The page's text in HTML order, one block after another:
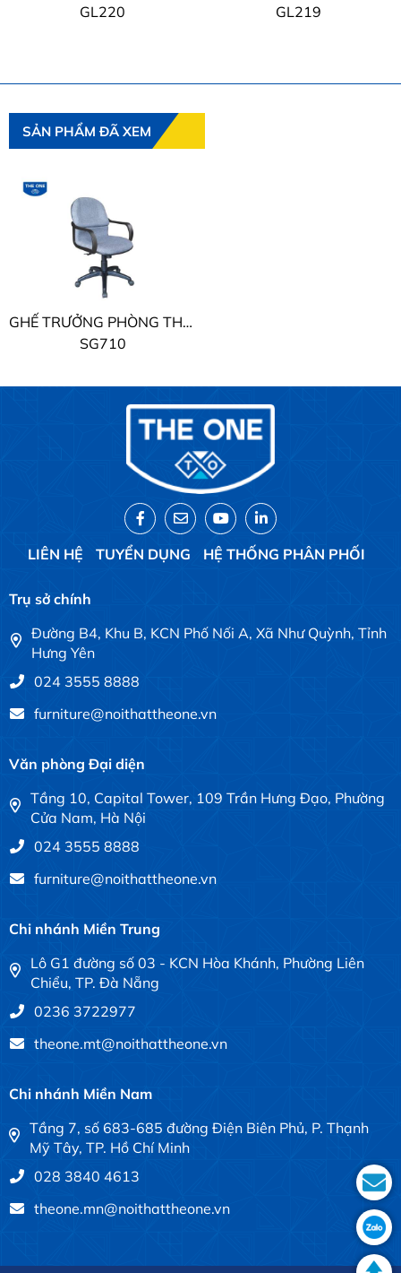
GL220
GL219
SẢN PHẨM ĐÃ XEM
GHẾ TRƯỞNG PHÒNG THE ONE
SG710
LIÊN HỆ TUYỂN DỤNG HỆ THỐNG PHÂN PHỐI
Trụ sở chính
Đường B4, Khu B, KCN Phố Nối A, Xã Như Quỳnh, Tỉnh
Hưng Yên
024 3555 8888
furniture@noithattheone.vn
Văn phòng Đại diện
Tầng 10, Capital Tower, 109 Trần Hưng Đạo, Phường
Cửa Nam, Hà Nội
024 3555 8888
furniture@noithattheone.vn
Chi nhánh Miền Trung
Lô G1 đường số 03 - KCN Hòa Khánh, Phường Liên
Chiểu, TP. Đà Nẵng
0236 3722977
theone.mt@noithattheone.vn
Chi nhánh Miền Nam
Tầng 7, số 683-685 đường Điện Biên Phủ, P. Thạnh
Mỹ Tây, TP. Hồ Chí Minh
028 3840 4613
theone.mn@noithattheone.vn